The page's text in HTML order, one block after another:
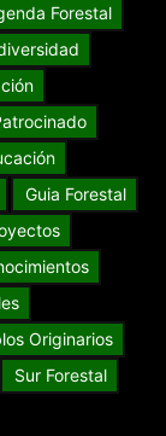
Forestal
Guia Forestal
Originarios
Sur Forestal